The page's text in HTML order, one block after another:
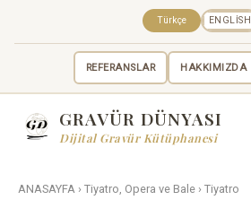
REFERANSLAR HAKKIMIZDA
Türkçe ENGLISH
GRAVÜR DÜNYASI
Dijital Gravür Kütüphanesi
ANASAYFA › Tiyatro, Opera ve Bale › Tiyatro